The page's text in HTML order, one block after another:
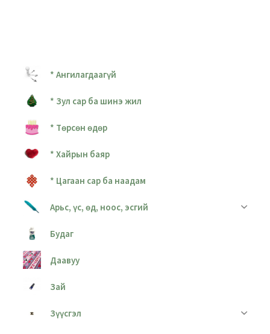
* Ангилагдаагүй
* Зул сар ба шинэ жил
* Төрсөн өдөр
* Хайрын баяр
* Цагаан сар ба наадам
Арьс, үс, өд, ноос, эсгий
Будаг
Даавуу
Зай
Зүүсгэл